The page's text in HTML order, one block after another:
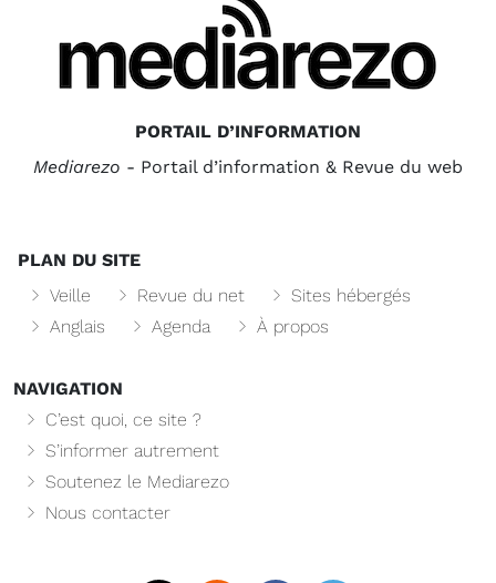
PORTAIL D’INFORMATION
Mediarezo - Portail d’information & Revue du web
PLAN DU SITE
Veille
Revue du net
Sites hébergés
Anglais
Agenda À propos
NAVIGATION
C’est quoi, ce site ?
S’informer autrement
Soutenez le Mediarezo
Nous contacter